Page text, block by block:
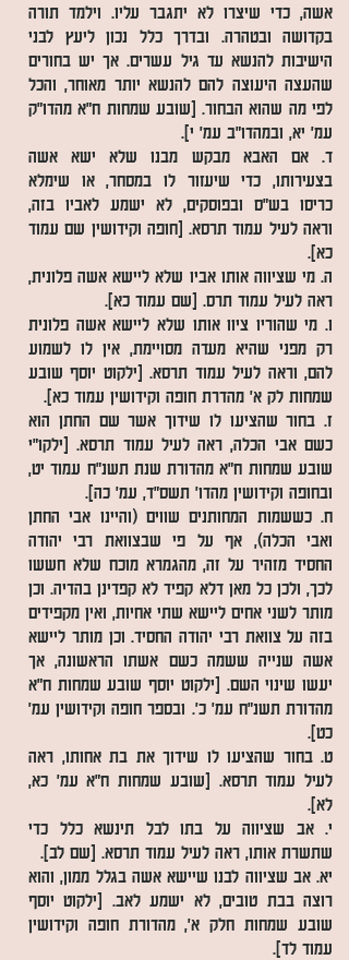
אשה, כדי שיצרו לא יתגבר עליו. וילמד תורה
בקדושה ובטהרה. ובדרך כלל נכון ליעץ לבני
הישיבות להנשא עד גיל עשרים. אך יש בחורים
שהעצה היעוצה להם להנשא יותר מאוחר, והכל
לפי מה שהוא הבחור. [שובע שמחות ח"א מהדו"ק
עמ' יא, ובמהדו"ב עמ' י].
ד. אם האבא מבקש מבנו שלא ישא אשה
בצעירותו, כדי שיעזור לו במסחר, או שימלא
כריסו בש"ס ובפוסקים, לא ישמע לאביו בזה,
וראה לעיל עמוד תרסא. [חופה וקידושין שם עמוד
כא].
ה. מי שציווה אותו אביו שלא ליישא אשה פלונית,
ראה לעיל עמוד תרס. [שם עמוד כא].
ו. מי שהוריו ציוו אותו שלא ליישא אשה פלונית
רק מפני שהיא מעדה מסויימת, אין לו לשמוע
להם, וראה לעיל עמוד תרסא. [ילקוט יוסף שובע
שמחות לק א' מהדרת חופה וקידושין עמוד כא].
ז. בחור שהציעו לו שידוך אשר שם החתן הוא
כשם אבי הכלה, ראה לעיל עמוד תרסא. [ילקו"י
שובע שמחות ח"א מהדורת שנת תשנ"ח עמוד יט,
ובחופה וקידושין מהדו' תשס"ד, עמ' כה].
ח. כששמות המחותנים שווים (והיינו אבי החתן
ואבי הכלה), אף על פי שבצוואת רבי יהודה
החסיד מזהיר על זה, מהגמרא מוכח שלא חששו
לכך, ולכן כל מאן דלא קפיד לא קפדינן בהדיה. וכן
מותר לשני אחים ליישא שתי אחיות, ואין מקפידים
בזה על צוואת רבי יהודה החסיד. וכן מותר ליישא
אשה שנייה ששמה כשם אשתו הראשונה, אך
יעשו שינוי השם. [ילקוט יוסף שובע שמחות ח"א
מהדורת תשנ"ח עמ' כ'. ובספר חופה וקידושין עמ'
כט].
ט. בחור שהציעו לו שידוך את בת אחותו, ראה
לעיל עמוד תרסא. [שובע שמחות ח"א עמ' כא,
לא].
י. אב שציווה על בתו לבל תינשא כלל כדי
שתשרת אותו, ראה לעיל עמוד תרסא. [שם לב].
יא. אב שציווה לבנו שיישא אשה בגלל ממון, והוא
רוצה בבת טובים, לא ישמע לאב. [ילקוט יוסף
שובע שמחות חלק א', מהדורת חופה וקידושין
עמוד לד].